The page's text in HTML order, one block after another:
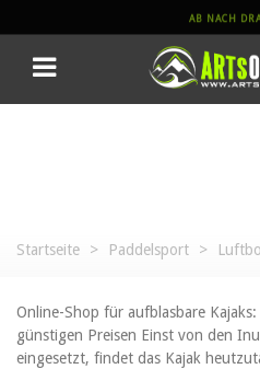
AB NACH
Startseite > Paddelsport >
Online-Shop für aufblasbare
günstigen Preisen Einst von den
eingesetzt, findet das Kajak